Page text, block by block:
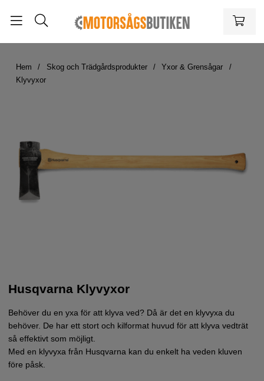
Hem Skog och Trädgårdsprodukter
Yxor & Grensågar
Klyvyxor
Husqvarna Klyvyxor
Behöver du en yxa för att klyva ved? Då är det en klyvyxa du
behöver. De har ett stort och kilformat huvud för att klyva vedträt
så effektivt som möjligt.
Med en klyvyxa från Husqvarna kan du enkelt ha veden kluven
före påsk.